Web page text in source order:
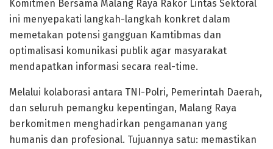
Komitmen Bersama Malang Raya Rakor Lintas Sektoral
ini menyepakati langkah-langkah konkret dalam
memetakan potensi gangguan Kamtibmas dan
optimalisasi komunikasi publik agar masyarakat
mendapatkan informasi secara real-time.
Melalui kolaborasi antara TNI-Polri, Pemerintah Daerah,
dan seluruh pemangku kepentingan, Malang Raya
berkomitmen menghadirkan pengamanan yang
humanis dan profesional. Tujuannya satu: memastikan